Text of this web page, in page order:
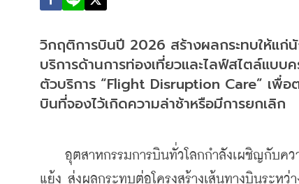
วิกฤติการบินปี 2026 สร้างผลกระทบให้แ
บริการด้านการท่องเที่ยวและไลฟ์สไตล์แบ
ตัวบริการ “Flight Disruption Care” เพื่อ
บินที่จองไว้เกิดความล่าช้าหรือมีการยกเลิก
อุตสาหกรรมการบินทั่วโลกกำลังเผชิญกับคว
แย้ง ส่งผลกระทบต่อโครงสร้างเส้นทางบินระหว่